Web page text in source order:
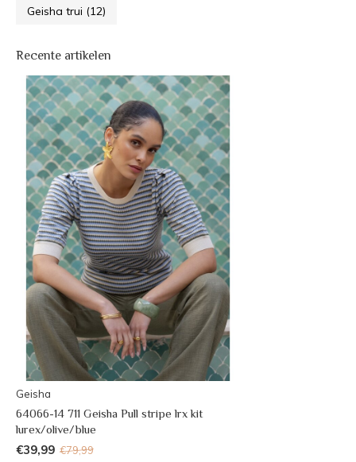
Geisha trui (12)
Recente artikelen
Geisha
64066-14 711 Geisha Pull stripe lrx kit
lurex/olive/blue
€39,99 €79,99